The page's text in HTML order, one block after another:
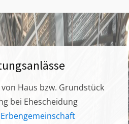
Haus bzw. Grundstück
bei Ehescheidung